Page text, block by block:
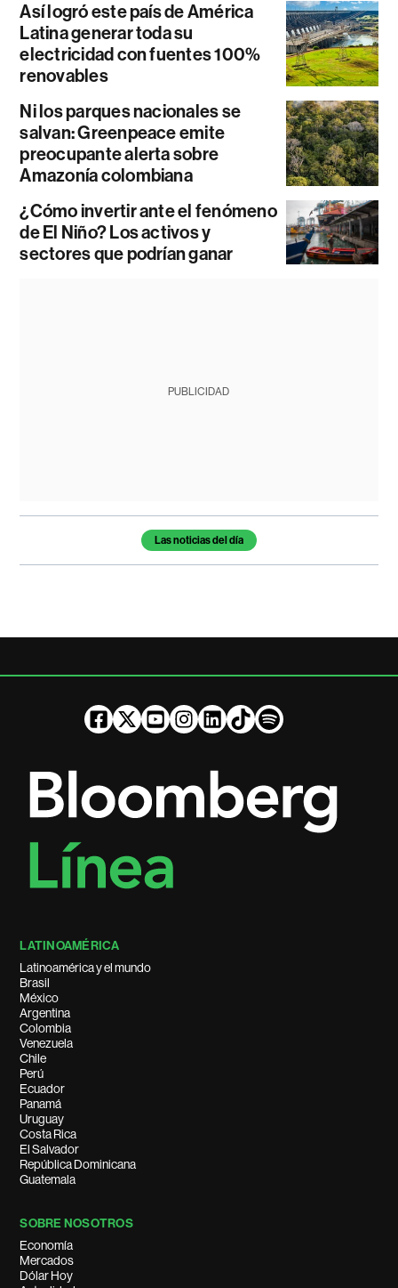
Así logró este país de América
Latina generar toda su
electricidad con fuentes 100%
renovables
Ni los parques nacionales se
salvan: Greenpeace emite
preocupante alerta sobre
Amazonía colombiana
¿Cómo invertir ante el fenómeno
de El Niño? Los activos y
sectores que podrían ganar
PUBLICIDAD
Temas de este artículoLas noticias del día
LATINOAMÉRICA
Latinoamérica y el mundo
Brasil
México
Argentina
Colombia
Venezuela
Chile
Perú
Ecuador
Panamá
Uruguay
Costa Rica
El Salvador
República Dominicana
Guatemala
SOBRE NOSOTROS
Economía
Mercados
Dólar Hoy